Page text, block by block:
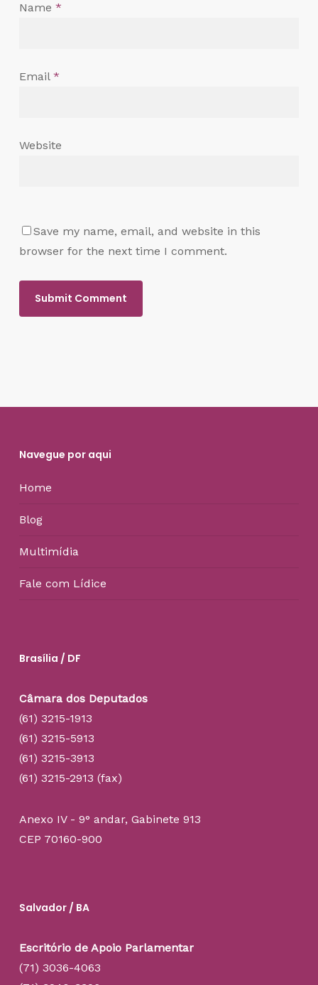
Name *
Email *
Website
Save my name, email, and website in this
browser for the next time I comment.
Navegue por aqui
Home
Blog
Multimídia
Fale com Lídice
Brasília / DF
Câmara dos Deputados
(61) 3215-1913
(61) 3215-5913
(61) 3215-3913
(61) 3215-2913 (fax)
Anexo IV - 9° andar, Gabinete 913
CEP 70160-900
Salvador / BA
Escritório de Apoio Parlamentar
(71) 3036-4063